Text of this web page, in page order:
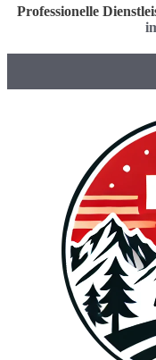
Professionelle